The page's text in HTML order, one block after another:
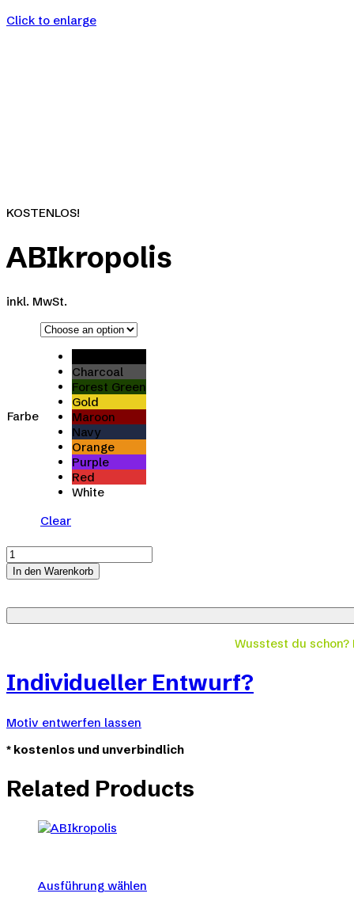
Click to enlarge
KOSTENLOS!
ABIkropolis
inkl. MwSt.
Farbe
Charcoal
Forest Green
Gold
Maroon
Navy
Orange
Purple
Red
White
Clear
ABIkropolis
quantity
In den Warenkorb
Wusstest du schon?
Individueller Entwurf?
Motiv entwerfen lassen
* kostenlos und unverbindlich
Related Products
Ausführung wählen